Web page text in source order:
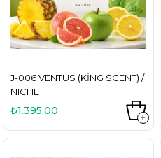
J-006 VENTUS (KING SCENT) /
NICHE
₺1.395,00